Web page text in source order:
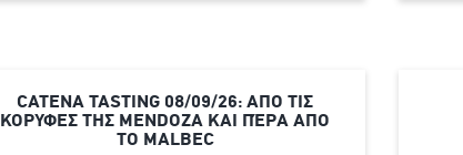
CATENA TASTING 08/09/26: ΑΠΟ ΤΙΣ
ΚΟΡΥΦΕΣ ΤΗΣ MENDOZA ΚΑΙ ΠΈΡΑ ΑΠΟ
ΤΟ MALBEC